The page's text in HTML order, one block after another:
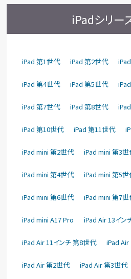
iPadシリー
iPad 第1世代 iPad 第2世代
iPad 第4世代 iPad 第5世代
iPad 第7世代 iPad 第8世代
iPad 第10世代 iPad 第11世代
iPad mini 第2世代 iPad mini 第3世
iPad mini 第4世代 iPad mini 第5世
iPad mini 第6世代 iPad mini 第7世
iPad mini A17 Pro iPad Air 13イン
iPad Air 11インチ 第8世代 iPad Air
iPad Air 第2世代 iPad Air 第3世代